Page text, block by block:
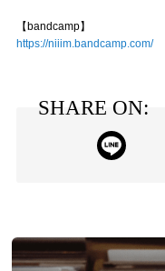
【bandcamp】
https://niiim.bandcamp.com/
SHARE ON: